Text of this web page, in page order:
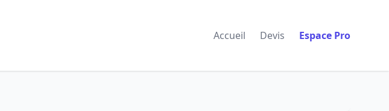
Accueil Devis Espace Pro